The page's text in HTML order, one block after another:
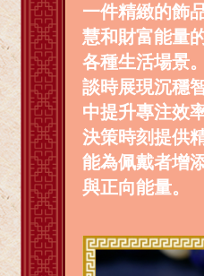
一件精緻的飾
慧和財富能量
各種生活場景
談時展現沉穩
中提升專注效
決策時刻提供
能為佩戴者增
與正向能量。